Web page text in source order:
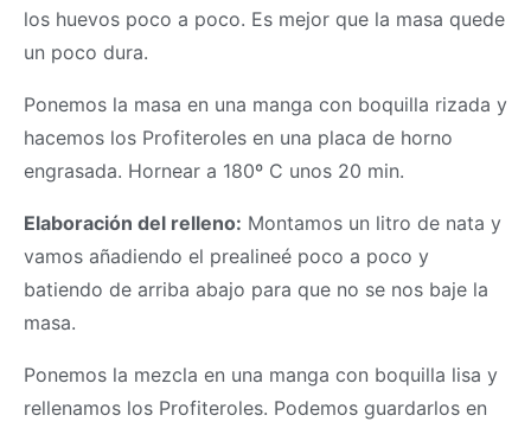
los huevos poco a poco. Es mejor que la masa quede
un poco dura.
Ponemos la masa en una manga con boquilla rizada y
hacemos los Profiteroles en una placa de horno
engrasada. Hornear a 180º C unos 20 min.
Elaboración del relleno: Montamos un litro de nata y
vamos añadiendo el prealineé poco a poco y
batiendo de arriba abajo para que no se nos baje la
masa.
Ponemos la mezcla en una manga con boquilla lisa y
rellenamos los Profiteroles. Podemos guardarlos en